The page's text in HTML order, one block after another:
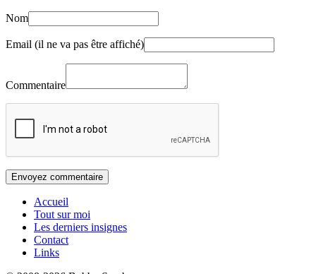
Nom
Email (il ne va pas être affiché)
Commentaire
Accueil
Tout sur moi
Les derniers insignes
Contact
Links